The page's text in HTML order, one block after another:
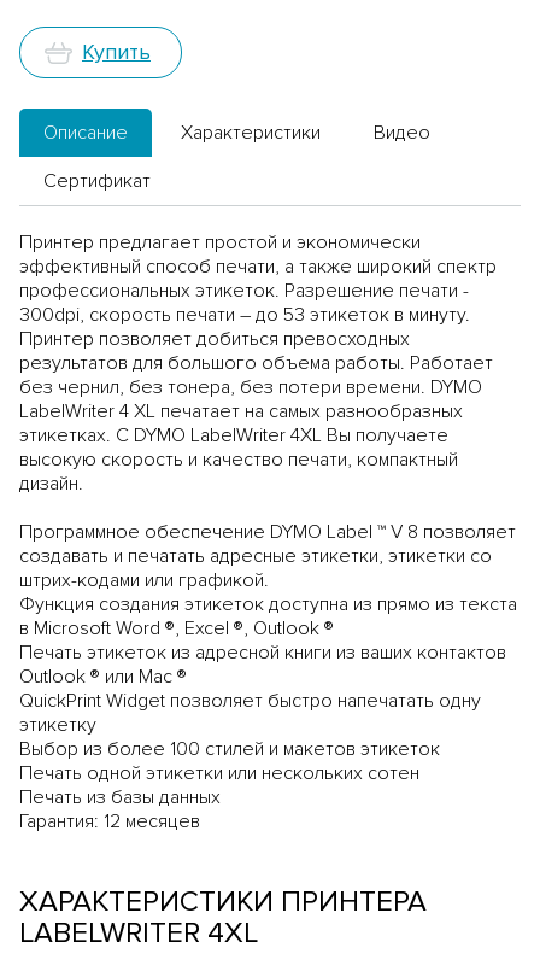
Купить
Описание Характеристики
Видео
Сертификат
Принтер предлагает простой и экономически
эффективный способ печати, а также широкий спектр
профессиональных этикеток. Разрешение печати -
300dpi, скорость печати – до 53 этикеток в минуту.
Принтер позволяет добиться превосходных
результатов для большого объема работы. Работает
без чернил, без тонера, без потери времени. DYMO
LabelWriter 4 XL печатает на самых разнообразных
этикетках. С DYMO LabelWriter 4XL Вы получаете
высокую скорость и качество печати, компактный
дизайн.
Программное обеспечение DYMO Label ™ V 8 позволяет
создавать и печатать адресные этикетки, этикетки со
штрих-кодами или графикой.
Функция создания этикеток доступна из прямо из текста
в Microsoft Word ®, Excel ®, Outlook ®
Печать этикеток из адресной книги из ваших контактов
Outlook ® или Mac ®
QuickPrint Widget позволяет быстро напечатать одну
этикетку
Выбор из более 100 стилей и макетов этикеток
Печать одной этикетки или нескольких сотен
Печать из базы данных
Гарантия: 12 месяцев
ХАРАКТЕРИСТИКИ ПРИНТЕРА
LABELWRITER 4XL